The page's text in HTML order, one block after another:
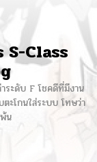
Class
ระดับ F โชคดีที่มีงาน
ะโกนใส่ระบบ โทษว่า
น